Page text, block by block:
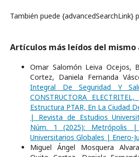
También puede {advancedSearchLink}
Artículos más leídos del
Omar Salomón Leiva Ocejos,
Cortez, Daniela Fernanda
Integral De Seguridad Y
CONSTRUCTORA
Estructura PTAR, En La Ciudad
| Revista de Estudios
Núm. 1 (2025): Metrópolis |
Universitarios Globales | Enero-
Miguel Ángel Mosquera